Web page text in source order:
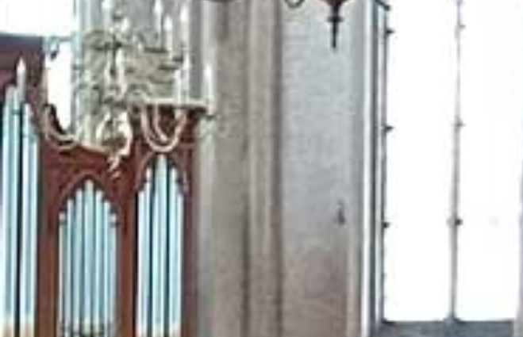
plek bieden waar een ieder met zijn talenten terecht kan.
We komen bijeen op basis van geloof in God, die zich kenbaar maakt in de woorden van het Oude en
het Nieuwe Testament.
Er is een aantal kernwaarden waar PG Elst voor staat. Deze vinden we in de Bijbel en de traditie. Die
kernwaarden zijn:
Liefde
Recht
Vergeving.
Trouw
PG Elst wil een thuis zijn, een sociaal netwerk en mensen helpen zich met God, de ander en de
omgeving te verbinden.